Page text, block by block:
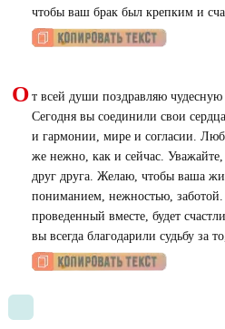
чтобы ваш брак был крепким и
О т всей души поздравляю
Сегодня вы соединили свои
и гармонии, мире и согласии.
же нежно, как и сейчас. Уважайте,
друг друга. Желаю, чтобы ваша
пониманием, нежностью,
проведенный вместе, будет
вы всегда благодарили судьбу за